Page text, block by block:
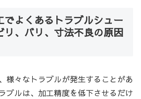
でよくあるトラブルシュー
リ、バリ、寸法不良の原因
様々なトラブルが発生することがあ
ブルは、加工精度を低下させるだけ